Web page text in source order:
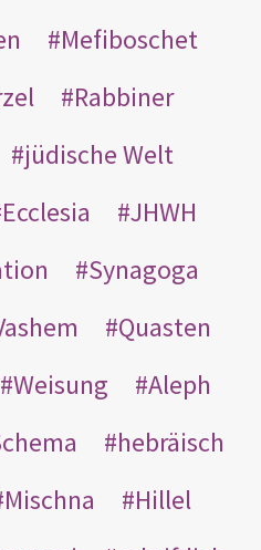
Mefiboschet
Rabbiner
jüdische Welt
Ecclesia
JHWH
Synagoga
Quasten
Weisung
Aleph
hebräisch
Mischna
Hillel